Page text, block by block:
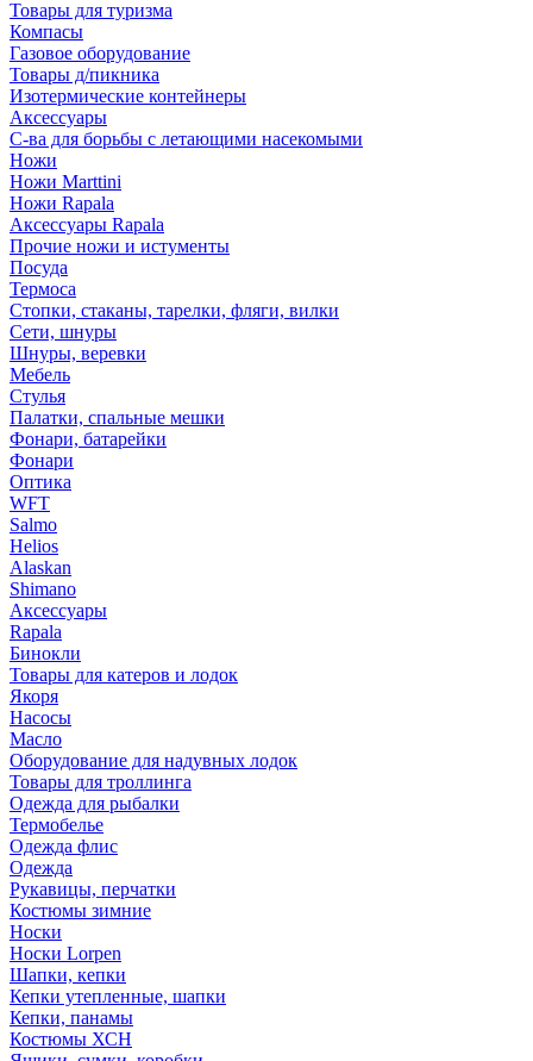
Товары для туризма
Компасы
Газовое оборудование
Товары д/пикника
Изотермические контейнеры
Аксессуары
С-ва для борьбы с летающими насекомыми
Ножи
Ножи Marttini
Ножи Rapala
Аксессуары Rapala
Прочие ножи и истументы
Посуда
Термоса
Стопки, стаканы, тарелки, фляги, вилки
Сети, шнуры
Шнуры, веревки
Мебель
Стулья
Палатки, спальные мешки
Фонари, батарейки
Фонари
Оптика
WFT
Salmo
Helios
Alaskan
Shimano
Аксессуары
Rapala
Бинокли
Товары для катеров и лодок
Якоря
Насосы
Масло
Оборудование для надувных лодок
Товары для троллинга
Одежда для рыбалки
Термобелье
Одежда флис
Одежда
Рукавицы, перчатки
Костюмы зимние
Носки
Носки Lorpen
Шапки, кепки
Кепки утепленные, шапки
Кепки, панамы
Костюмы ХСН